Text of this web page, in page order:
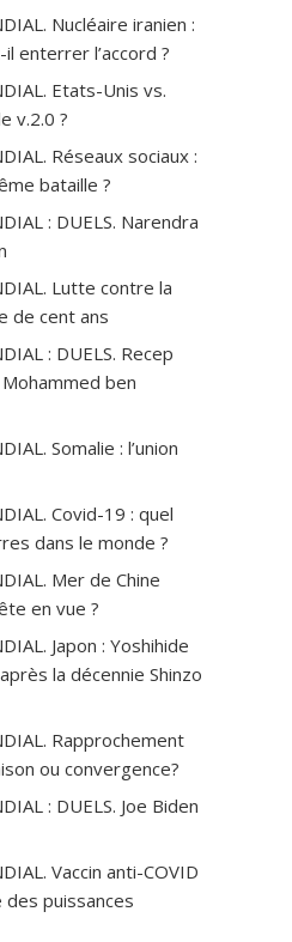
Nucléaire iranien :
enterrer l’accord ?
Etats-Unis vs.
v.2.0 ?
Réseaux sociaux :
bataille ?
: DUELS. Narendra
Lutte contre la
de cent ans
: DUELS. Recep
ben
Somalie : l’union
Covid-19 : quel
dans le monde ?
Mer de Chine
en vue ?
Japon : Yoshihide
la décennie Shinzo
Rapprochement
ou convergence?
: DUELS. Joe Biden
Vaccin anti-СOVID
des puissances